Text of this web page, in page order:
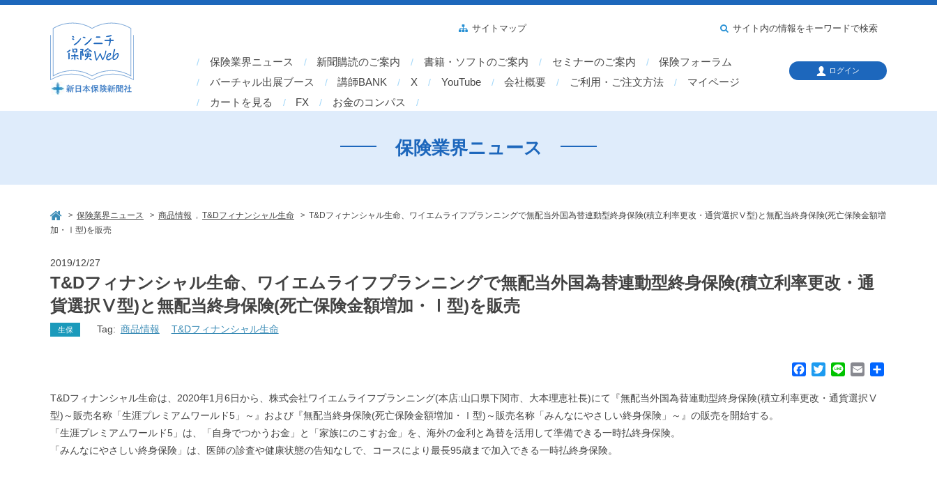
保険業界ニュース 新聞購読のご案内 書籍・ソフトのご案内 セミナーのご案内
保険フォーラム
バーチャル出展ブース
講師BANK X YouTube 会社概要 ご利用・ご注文方法
マイページ
カートを見る
FX お金のコンパス
サイトマップ サイト内の情報をキーワードで検索
ログイン
保険業界ニュース
> 保険業界ニュース > 商品情報 T&Dフィナンシャル生命 > T&Dフィナンシャル生命、ワイエムライフプランニングで無配当外国為替連動型終身保険(積立利率更改・通貨選択Ⅴ型)と無配当終身保険(死亡保険金額増
加・Ⅰ型)を販売
2019/12/27
T&Dフィナンシャル生命、ワイエムライフプランニングで無配当外国為替連動型終身保険(積立利率更改・通
貨選択Ⅴ型)と無配当終身保険(死亡保険金額増加・Ⅰ型)を販売
生保 Tag: 商品情報 T&Dフィナンシャル生命
c
n
a
T&Dフィナンシャル生命は、2020年1月6日から、株式会社ワイエムライフプランニング(本店:山口県下関市、大本理恵社長)にて『無配当外国為替連動型終身保険(積立利率更改・通貨選択Ⅴ
型)～販売名称「生涯プレミアムワールド5」～』および『無配当終身保険(死亡保険金額増加・Ⅰ型)～販売名称「みんなにやさしい終身保険」～』の販売を開始する。
「生涯プレミアムワールド5」は、「自身でつかうお金」と「家族にのこすお金」を、海外の金利と為替を活用して準備できる一時払終身保険。
「みんなにやさしい終身保険」は、医師の診査や健康状態の告知なしで、コースにより最長95歳まで加入できる一時払終身保険。